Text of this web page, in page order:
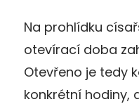
Na prohlídku
otevírací doba
Otevřeno je tedy
konkrétní hodiny,